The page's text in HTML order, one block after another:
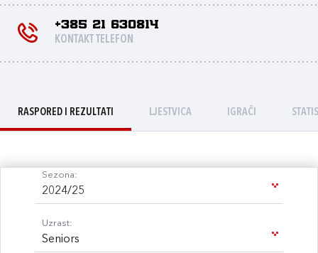
+385 21 630814
KONTAKT TELEFON
RASPORED I REZULTATI LJESTVICA IGRAČI
Sezona:
2024/25
Uzrast:
Seniors